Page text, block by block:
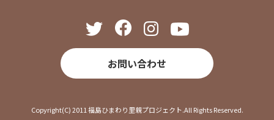
お問い合わせ
Copyright(C) 2011 福島ひまわり里親プロジェクト.All Rights Reserved.